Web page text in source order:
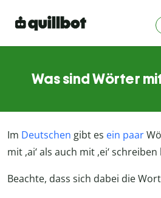
Was sind Wörter mit
Im Deutschen gibt es ein paar
mit ,ai‘ als auch mit ,ei‘ schreiben
Beachte, dass sich dabei die